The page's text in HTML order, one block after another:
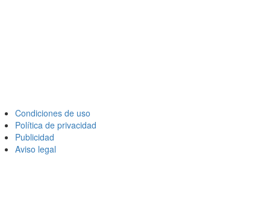
Condiciones de uso
Política de privacidad
Publicidad
Aviso legal